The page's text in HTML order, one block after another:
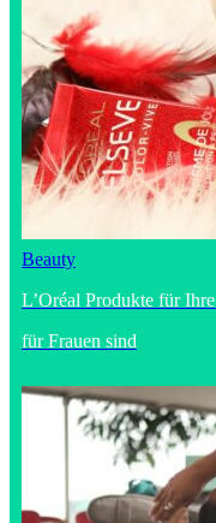
Beauty
L’Oréal Produkte für
für Frauen sind